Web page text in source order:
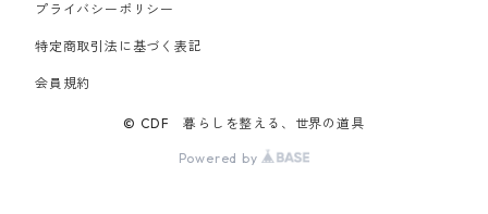
プライバシーポリシー
特定商取引法に基づく表記
会員規約
© CDF 暮らしを整える、世界の道具
Powered by